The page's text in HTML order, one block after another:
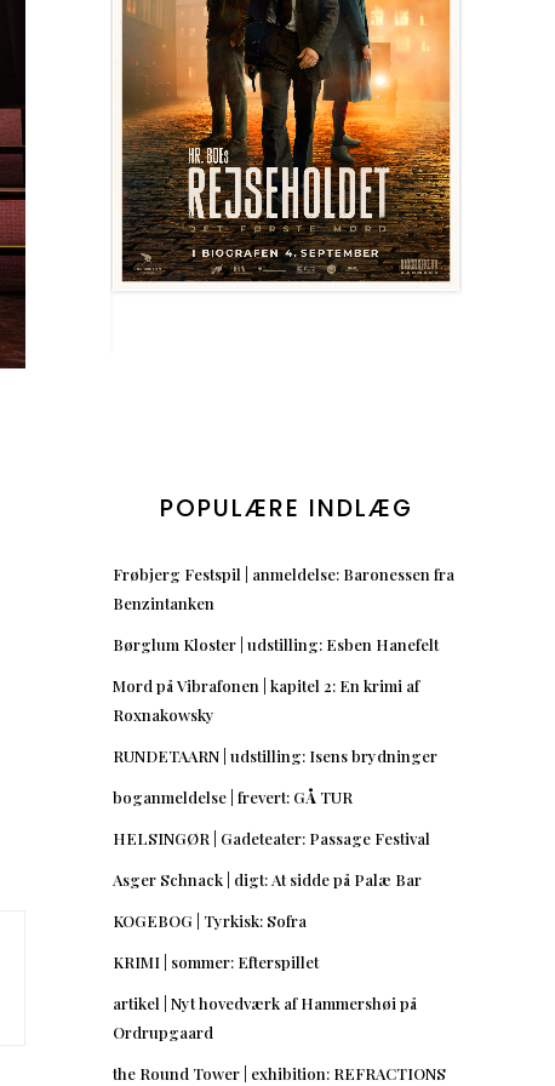
POPULÆRE INDLÆG
Frøbjerg Festspil | anmeldelse: Baronessen fra
Benzintanken
Børglum Kloster | udstilling: Esben Hanefelt
Mord på Vibrafonen | kapitel 2: En krimi af
Roxnakowsky
RUNDETAARN | udstilling: Isens brydninger
boganmeldelse | frevert: GÅ TUR
HELSINGØR | Gadeteater: Passage Festival
Asger Schnack | digt: At sidde på Palæ Bar
KOGEBOG | Tyrkisk: Sofra
KRIMI | sommer: Efterspillet
artikel | Nyt hovedværk af Hammershøi på
Ordrupgaard
the Round Tower | exhibition: REFRACTIONS